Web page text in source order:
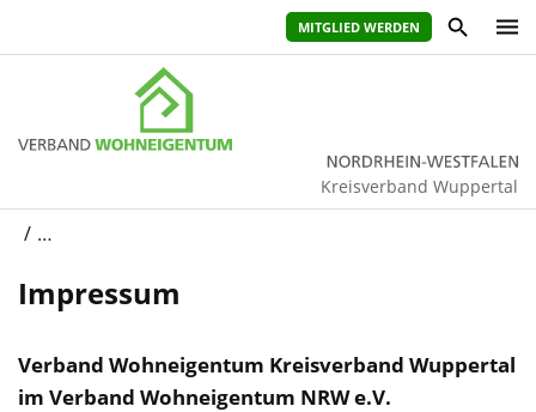
MITGLIED WERDEN
Kreisverband Wuppertal
…
Impressum
Verband Wohneigentum Kreisverband Wuppertal
im Verband Wohneigentum NRW e.V.